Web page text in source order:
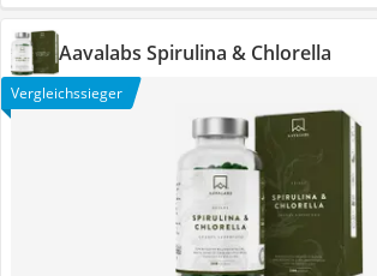
Aavalabs Spirulina & Chlorella
Vergleichssieger